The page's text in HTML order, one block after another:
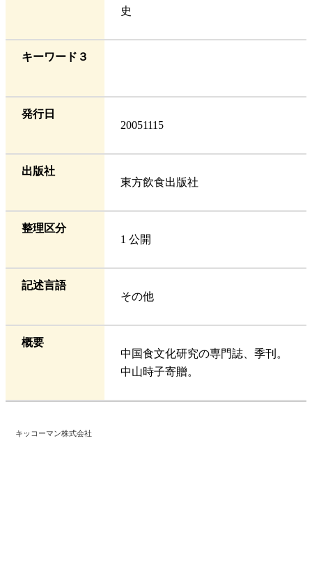
史
キーワード３
発行日
20051115
出版社
東方飲食出版社
整理区分
1 公開
記述言語
その他
概要
中国食文化研究の専門誌、季刊。
中山時子寄贈。
キッコーマン株式会社